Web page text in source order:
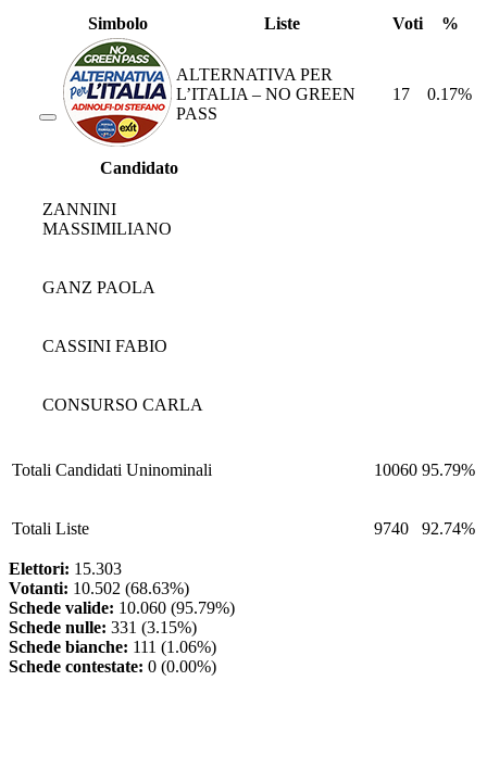
Simbolo Liste Voti %
ALTERNATIVA PER
L’ITALIA – NO GREEN
PASS
17 0.17%
Candidato
ZANNINI
MASSIMILIANO
GANZ PAOLA
CASSINI FABIO
CONSURSO CARLA
Totali Candidati Uninominali 10060 95.79%
Totali Liste 9740 92.74%
Elettori: 15.303
Votanti: 10.502 (68.63%)
Schede valide: 10.060 (95.79%)
Schede nulle: 331 (3.15%)
Schede bianche: 111 (1.06%)
Schede contestate: 0 (0.00%)